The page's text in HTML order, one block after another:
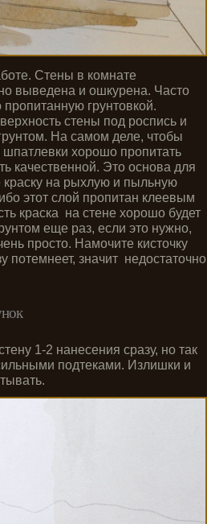
Стены в комнате
выведена и ошкурена. Часто
грунтовкой.
стены под роспись и
На самом деле, чтобы
шпатлевки хорошо пропитать
качественной. Это основа для
краску на рыхлую и пыльную
этот слой пропитан клеевым
краска на стене хорошо будет
еще раз, если это нужно,
просто. Намочите кисточку
потемнеет, значит недостаточно
1-2 нанесения сразу, но так
подтеками. Излишки и